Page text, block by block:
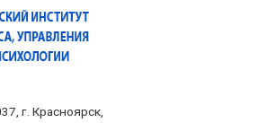
г. Красноярск,